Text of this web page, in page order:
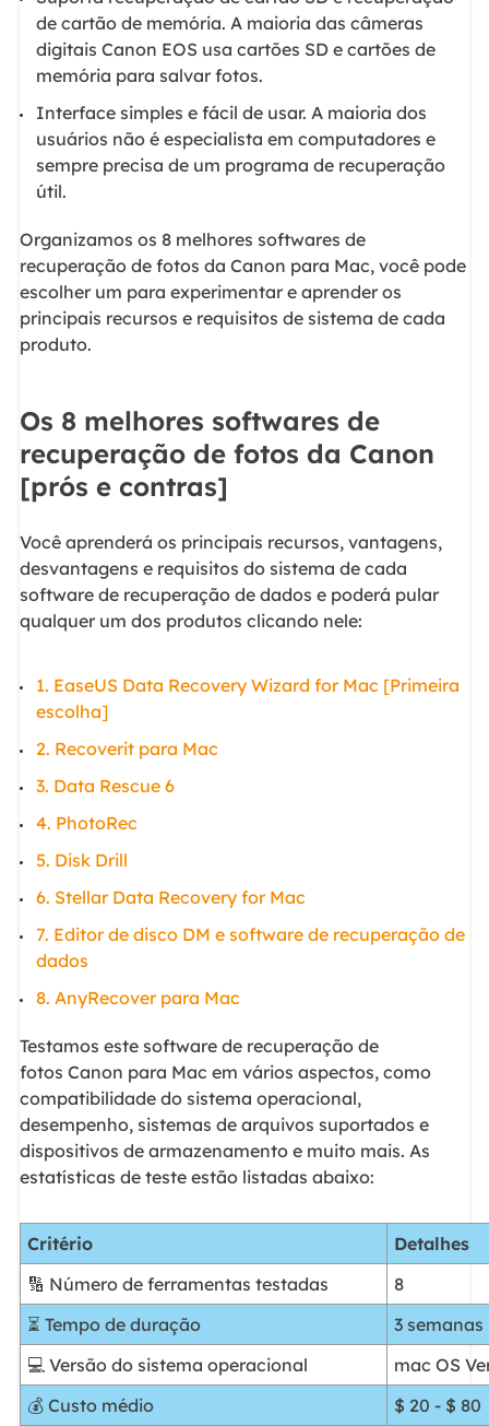
de cartão de memória. A maioria das câmeras
digitais Canon EOS usa cartões SD e cartões de
memória para salvar fotos.
Interface simples e fácil de usar. A maioria dos
usuários não é especialista em computadores e
sempre precisa de um programa de recuperação
útil.
Organizamos os 8 melhores softwares de
recuperação de fotos da Canon para Mac, você pode
escolher um para experimentar e aprender os
principais recursos e requisitos de sistema de cada
produto.
Os 8 melhores softwares de
recuperação de fotos da Canon
[prós e contras]
Você aprenderá os principais recursos, vantagens,
desvantagens e requisitos do sistema de cada
software de recuperação de dados e poderá pular
qualquer um dos produtos clicando nele:
1. EaseUS Data Recovery Wizard for Mac [Primeira
escolha]
2. Recoverit para Mac
3. Data Rescue 6
4. PhotoRec
5. Disk Drill
6. Stellar Data Recovery for Mac
7. Editor de disco DM e software de recuperação de
dados
8. AnyRecover para Mac
Testamos este software de recuperação de
fotos Canon para Mac em vários aspectos, como
compatibilidade do sistema operacional,
desempenho, sistemas de arquivos suportados e
dispositivos de armazenamento e muito mais. As
estatísticas de teste estão listadas abaixo:
Critério
Detalhes
🔢 Número de ferramentas testadas
8
⏳ Tempo de duração
3 semanas
💻 Versão do sistema operacional
mac OS
💰 Custo médio
$ 20 - $ 80